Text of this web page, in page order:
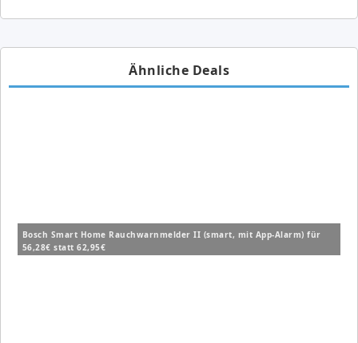
Ähnliche Deals
Bosch Smart Home Rauchwarnmelder II (smart, mit App-Alarm) für
56,28€ statt 62,95€